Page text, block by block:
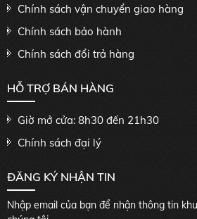
Chính sách vận chuyển giao hàng
Chính sách bảo hành
Chính sách đổi trả hàng
HỖ TRỢ BÁN HÀNG
Giờ mở cửa: 8h30 đến 21h30
Chính sách đại lý
ĐĂNG KÝ NHẬN TIN
Nhập email của bạn để nhận thông tin